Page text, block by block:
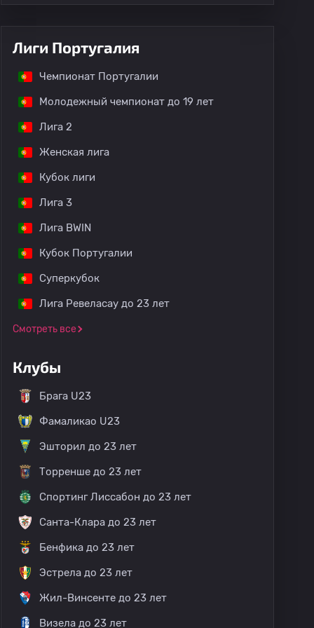
Лиги Португалия
Чемпионат Португалии
Молодежный чемпионат до 19 лет
Лига 2
Женская лига
Кубок лиги
Лига 3
Лига BWIN
Кубок Португалии
Суперкубок
Лига Ревеласау до 23 лет
Смотреть все
Клубы
Брага U23
Фамаликао U23
Эшторил до 23 лет
Торренше до 23 лет
Спортинг Лиссабон до 23 лет
Санта-Клара до 23 лет
Бенфика до 23 лет
Эстрела до 23 лет
Жил-Винсенте до 23 лет
Визела до 23 лет